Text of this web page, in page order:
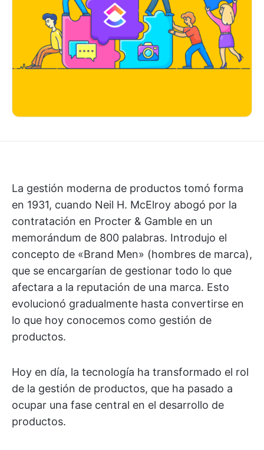
La gestión moderna de productos tomó forma
en 1931, cuando Neil H. McElroy abogó por la
contratación en Procter & Gamble en un
memorándum de 800 palabras. Introdujo el
concepto de «Brand Men» (hombres de marca),
que se encargarían de gestionar todo lo que
afectara a la reputación de una marca. Esto
evolucionó gradualmente hasta convertirse en
lo que hoy conocemos como gestión de
productos.
Hoy en día, la tecnología ha transformado el rol
de la gestión de productos, que ha pasado a
ocupar una fase central en el desarrollo de
productos.